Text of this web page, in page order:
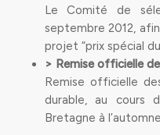
Le Comité de
septembre 2012,
projet “prix spécial
> Remise officielle
Remise officielle
durable, au cours
Bretagne à